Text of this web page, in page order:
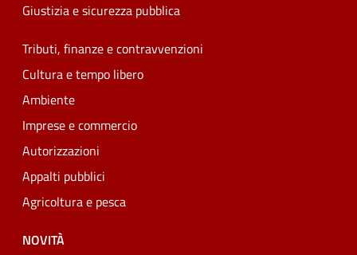
Giustizia e sicurezza pubblica
Tributi, finanze e contravvenzioni
Cultura e tempo libero
Ambiente
Imprese e commercio
Autorizzazioni
Appalti pubblici
Agricoltura e pesca
NOVITÀ